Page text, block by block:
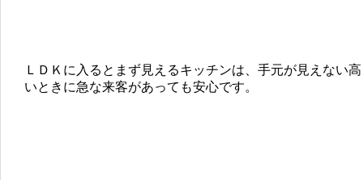
ＬＤＫに入るとまず見えるキッチンは、手元が見えない
いときに急な来客があっても安心です。